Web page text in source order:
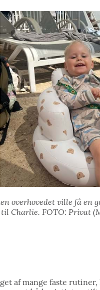
overhovedet ville få en
Charlie. FOTO: Privat
af mange faste